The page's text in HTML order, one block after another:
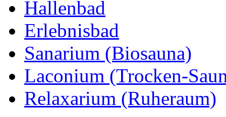
Hallenbad
Erlebnisbad
Sanarium (Biosauna)
Laconium (Trocken-
Relaxarium (Ruheraum)